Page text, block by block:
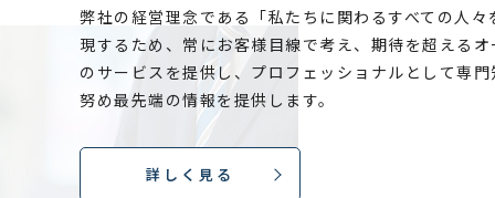
弊社の経営理念である「私たちに関わるすべての人々
現するため、常にお客様目線で考え、期待を超えるオ
のサービスを提供し、プロフェッショナルとして専門
努め最先端の情報を提供します。
詳しく見る